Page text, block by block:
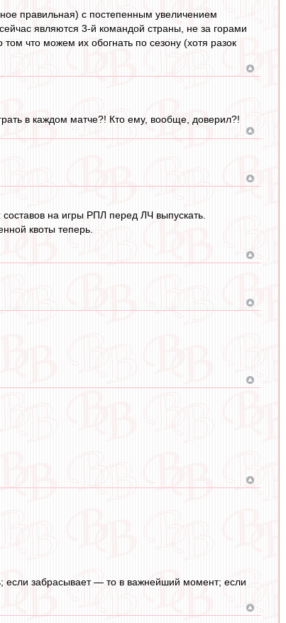
правильная) с постепенным увеличением
являются 3-й командой страны, не за горами
что можем их обогнать по сезону (хотя разок
в каждом матче?! Кто ему, вообще, доверил?!
на игры РПЛ перед ЛЧ выпускать.
квоты теперь.
если забрасывает — то в важнейший момент; если